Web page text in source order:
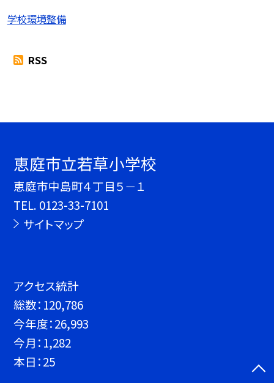
学校環境整備
RSS
恵庭市立若草小学校
恵庭市中島町４丁目５－１
TEL. 0123-33-7101
サイトマップ
アクセス統計
総数： 120,786
今年度：26,993
今月： 1,282
本日：25